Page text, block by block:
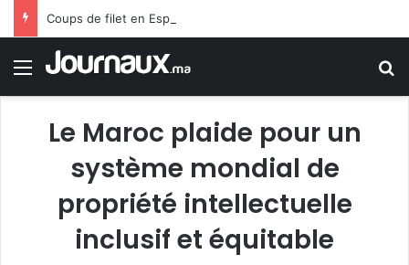
Menu
Le Maroc plaide pour un
système mondial de
propriété intellectuelle
inclusif et équitable